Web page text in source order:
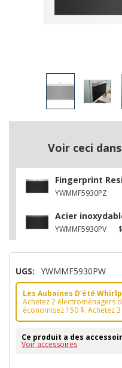
Voir ceci
Fingerprint
YWMMF5930PZ
Acier
YWMMF5930PV
UGS: YWMMF5930PW
Les Aubaines D'été
Achetez 2 électroménagers
économisez 150 $. Achetez
Ce produit a des
Voir accessoires